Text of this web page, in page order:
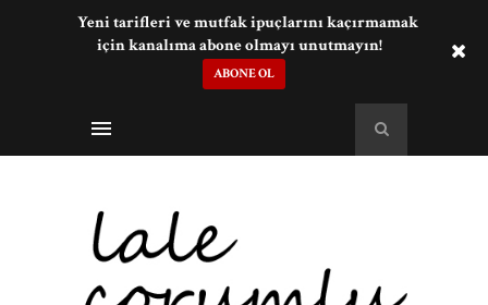
Yeni tarifleri ve mutfak ipuçlarını kaçırmamak
için kanalıma abone olmayı unutmayın!
ABONE OL